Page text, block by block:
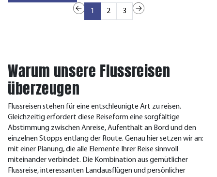
1 2 3
Warum unsere Flussreisen
überzeugen
Flussreisen stehen für eine entschleunigte Art zu reisen.
Gleichzeitig erfordert diese Reiseform eine sorgfältige
Abstimmung zwischen Anreise, Aufenthalt an Bord und den
einzelnen Stopps entlang der Route. Genau hier setzen wir an:
mit einer Pl anung, die alle Elemente Ihrer Reise sinnvoll
miteinander verbindet. Die Kombination aus gemütlicher
Flussreise, interessanten Landausflügen und persönlicher